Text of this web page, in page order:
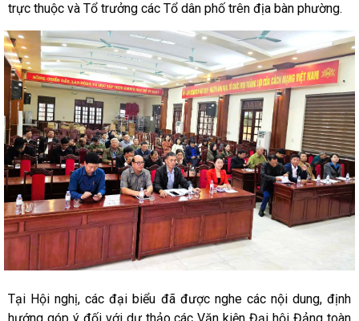
trực thuộc và Tổ trưởng các Tổ dân phố trên địa bàn phường.
Tại Hội nghị, các đại biểu đã được nghe các nội dung, định